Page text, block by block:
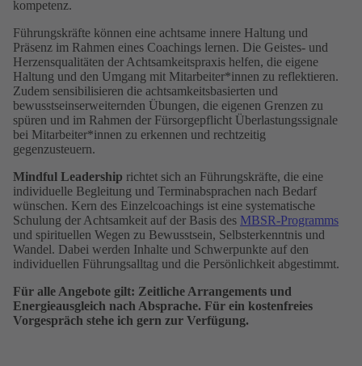
kompetenz.
Führungskräfte können eine achtsame innere Haltung und
Präsenz im Rahmen eines Coachings lernen. Die Geistes- und
Herzensqualitäten der Achtsamkeitspraxis helfen, die eigene
Haltung und den Umgang mit Mitarbeiter*innen zu reflektieren.
Zudem sensibilisieren die achtsamkeitsbasierten und
bewusstseinserweiternden Übungen, die eigenen Grenzen zu
spüren und im Rahmen der Fürsorgepflicht Überlastungssignale
bei Mitarbeiter*innen zu erkennen und rechtzeitig
gegenzusteuern.
Mindful Leadership richtet sich an Führungskräfte, die eine
individuelle Begleitung und Terminabsprachen nach Bedarf
wünschen. Kern des Einzelcoachings ist eine systematische
Schulung der Achtsamkeit auf der Basis des MBSR-Programms
und spirituellen Wegen zu Bewusstsein, Selbsterkenntnis und
Wandel. Dabei werden Inhalte und Schwerpunkte auf den
individuellen Führungsalltag und die Persönlichkeit abgestimmt.
Für alle Angebote gilt: Zeitliche Arrangements und
Energieausgleich nach Absprache. Für ein kostenfreies
Vorgespräch stehe ich gern zur Verfügung.